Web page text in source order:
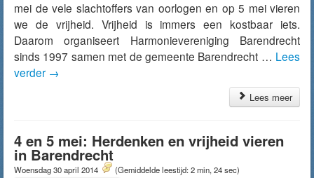
mei de vele slachtoffers van oorlogen en op 5 mei vieren
we de vrijheid. Vrijheid is immers een kostbaar iets.
Daarom organiseert Harmonievereniging Barendrecht
sinds 1997 samen met de gemeente Barendrecht … Lees
verder →
Lees meer
4 en 5 mei: Herdenken en vrijheid vieren
in Barendrecht
Woensdag 30 april 2014 (Gemiddelde leestijd: 2 min, 24 sec)